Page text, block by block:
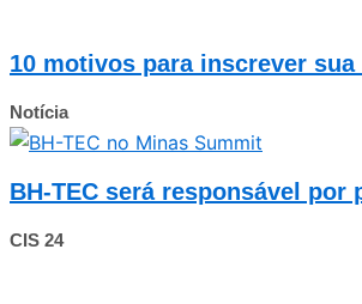
10 motivos para inscrever
Notícia
BH-TEC será responsável
CIS 24